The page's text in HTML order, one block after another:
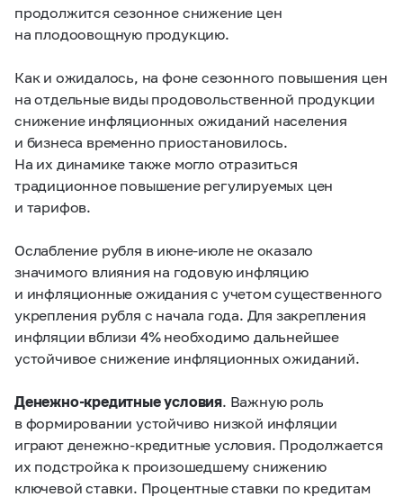
продолжится сезонное снижение цен
на плодоовощную продукцию.
Как и ожидалось, на фоне сезонного повышения цен
на отдельные виды продовольственной продукции
снижение инфляционных ожиданий населения
и бизнеса временно приостановилось.
На их динамике также могло отразиться
традиционное повышение регулируемых цен
и тарифов.
Ослабление рубля в июне-июле не оказало
значимого влияния на годовую инфляцию
и инфляционные ожидания с учетом существенного
укрепления рубля с начала года. Для закрепления
инфляции вблизи 4% необходимо дальнейшее
устойчивое снижение инфляционных ожиданий.
Денежно-кредитные условия. Важную роль
в формировании устойчиво низкой инфляции
играют денежно-кредитные условия. Продолжается
их подстройка к произошедшему снижению
ключевой ставки. Процентные ставки по кредитам